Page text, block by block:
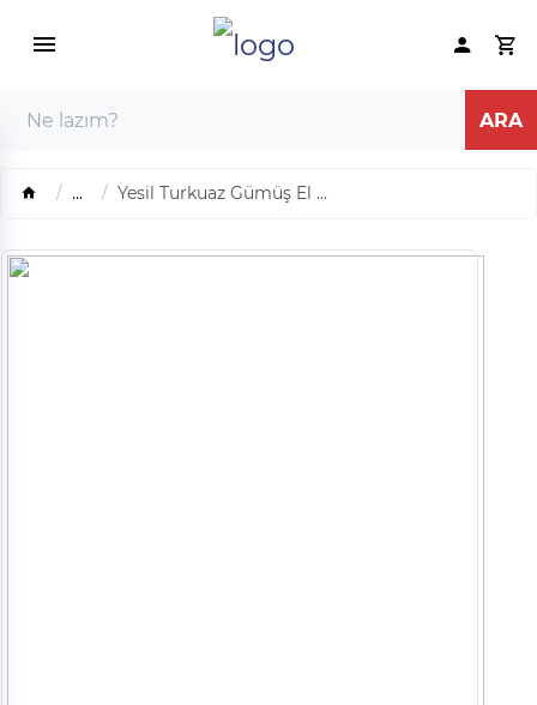
... Yesil Turkuaz Gümüş El ...